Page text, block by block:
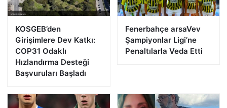
KOSGEB’den
Girişimlere Dev Katkı:
COP31 Odaklı
Hızlandırma Desteği
Başvuruları Başladı
Fenerbahçe arsaVev
Şampiyonlar Ligi’ne
Penaltılarla Veda Etti